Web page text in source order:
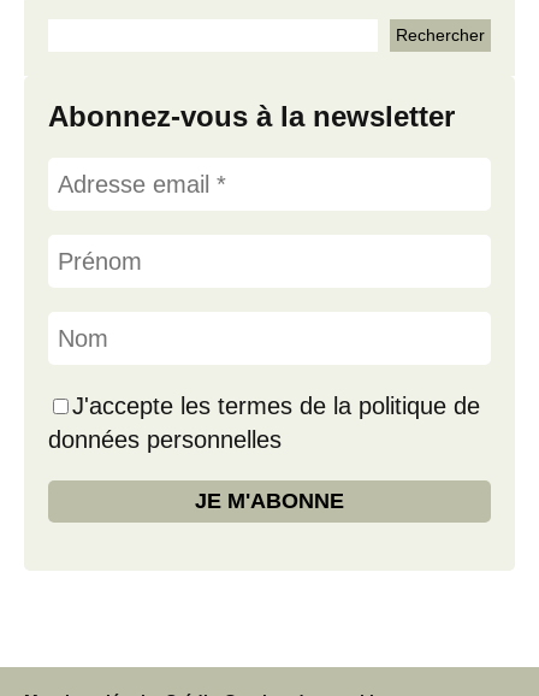
Abonnez-vous à la newsletter
J'accepte les termes de la politique de
données personnelles